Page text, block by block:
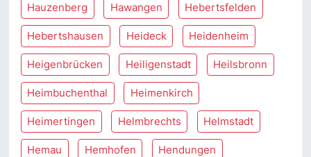
Hauzenberg Hawangen Hebertsfelden
Hebertshausen Heideck Heidenheim
Heigenbrücken Heiligenstadt Heilsbronn
Heimbuchenthal Heimenkirch
Heimertingen Helmbrechts Helmstadt
Hemau Hemhofen Hendungen